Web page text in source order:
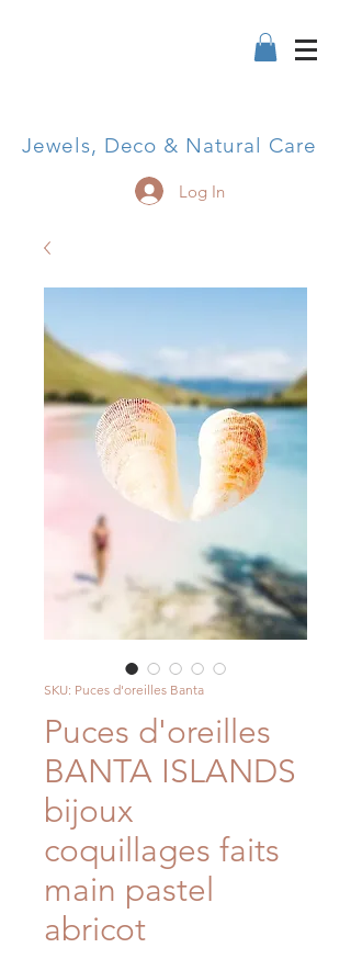
Jewels, Deco & Natural Care
Log In
SKU: Puces d'oreilles Banta
Puces d'oreilles
BANTA ISLANDS
bijoux
coquillages faits
main pastel
abricot